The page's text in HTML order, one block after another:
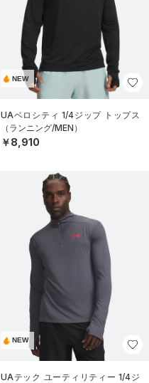
NEW
UAベロシティ 1/4ジップ トップス
（ランニング/MEN）
￥8,910
NEW
UAテック ユーティリティー 1/4ジ